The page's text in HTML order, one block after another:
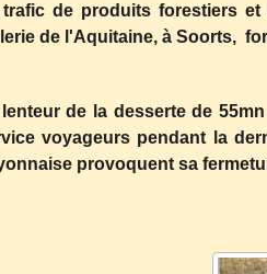
trafic de produits forestiers
de l'Aquitaine, à Soorts,
lenteur de la desserte de
voyageurs pendant la
provoquent sa